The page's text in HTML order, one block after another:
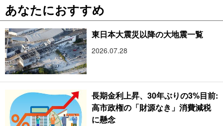
あなたにおすすめ
東日本大震災以降の大地震一覧
2026.07.28
長期金利上昇、30年ぶりの3%目前:
高市政権の「財源なき」消費減税
に懸念